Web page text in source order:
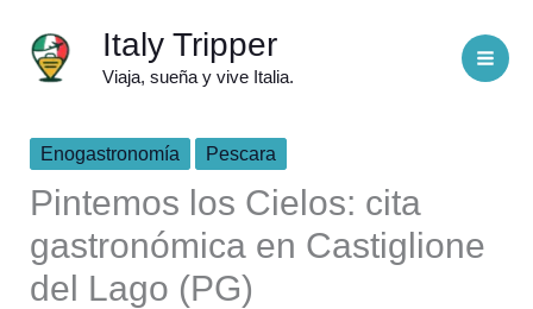
contenido
Italy Tripper
Viaja, sueña y vive Italia.
Enogastronomía Pescara
Pintemos los Cielos: cita
gastronómica en Castiglione
del Lago (PG)